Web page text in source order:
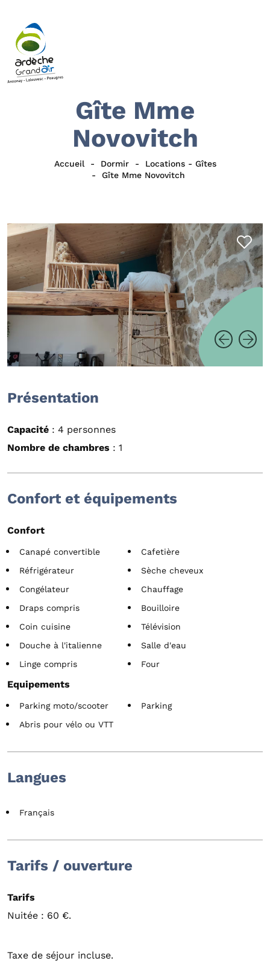
Gîte Mme
Novovitch
Accueil Dormir
Locations - Gîtes
Gîte Mme Novovitch
Présentation
Capacité : 4 personnes
Nombre de chambres : 1
Confort et équipements
Confort
Canapé convertible
Cafetière
Réfrigérateur
Sèche cheveux
Congélateur
Chauffage
Draps compris
Bouilloire
Coin cuisine
Télévision
Douche à l'italienne
Salle d'eau
Linge compris
Four
Equipements
Parking moto/scooter
Parking
Abris pour vélo ou VTT
Langues
Français
Tarifs / ouverture
Tarifs
Nuitée : 60 €.
Taxe de séjour incluse.